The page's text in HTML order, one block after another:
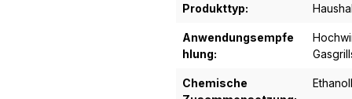
Produkttyp:
Anwendungsempfe
hlung:
Chemische